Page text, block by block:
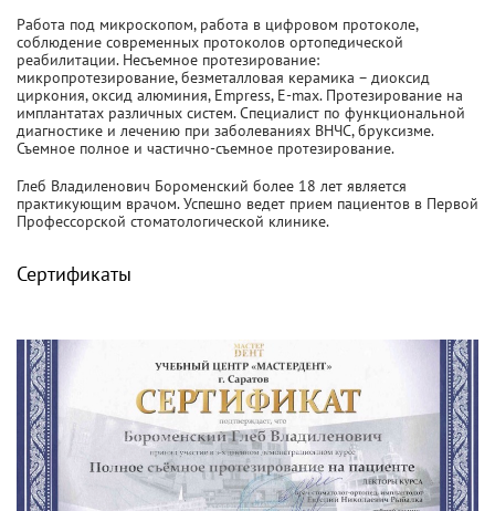
Работа под микроскопом, работа в цифровом протоколе,
соблюдение современных протоколов ортопедической
реабилитации. Несъемное протезирование:
микропротезирование, безметалловая керамика – диоксид
циркония, оксид алюминия, Empress, E-max. Протезирование на
имплантатах различных систем. Специалист по функциональной
диагностике и лечению при заболеваниях ВНЧС, бруксизме.
Съемное полное и частично-съемное протезирование.
Глеб Владиленович Бороменский более 18 лет является
практикующим врачом. Успешно ведет прием пациентов в Первой
Профессорской стоматологической клинике.
Сертификаты